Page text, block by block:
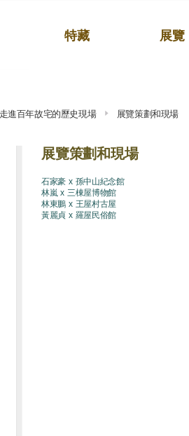
特藏 展覽
進百年故宅的歷史現場 展覽策劃和現場
展覽策劃和現場
石家豪 x 孫中山紀念館
林嵐 x 三棟屋博物館
林東鵬 x 王屋村古屋
黃麗貞 x 羅屋民俗館